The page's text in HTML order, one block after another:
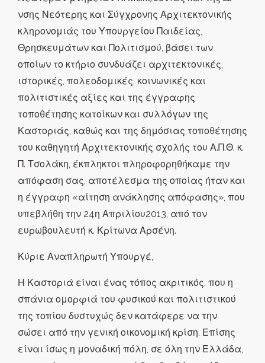
νσης Νεότερης και Σύγχρονης Αρχιτεκτονικής
κληρονομιάς του Υπουργείου Παιδείας,
Θρησκευμάτων και Πολιτισμού, βάσει των
οποίων το κτήριο συνδυάζει αρχιτεκτονικές,
ιστορικές, πολεοδομικές, κοινωνικές και
πολιτιστικές αξίες και της έγγραφης
τοποθέτησης κατοίκων και συλλόγων της
Καστοριάς, καθώς και της δημόσιας τοποθέτησης
του καθηγητή Αρχιτεκτονικής σχολής του Α.Π.Θ. κ.
Π. Τσολάκη, έκπληκτοι πληροφορηθήκαμε την
απόφαση σας, αποτέλεσμα της οποίας ήταν και
η έγγραφη «αίτηση ανάκλησης απόφασης», που
υπεβλήθη την 24η Απριλίου2013, από τον
ευρωβουλευτή κ. Κρίτωνα Αρσένη.
Κύριε Αναπληρωτή Υπουργέ,
Η Καστοριά είναι ένας τόπος ακριτικός, που η
σπάνια ομορφιά του φυσικού και πολιτιστικού
της τοπίου δυστυχώς δεν κατάφερε να την
σώσει από την γενική οικονομική κρίση. Επίσης
είναι ίσως η μοναδική πόλη, σε όλη την Ελλάδα,